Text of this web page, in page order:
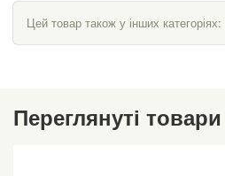
Цей товар також у інших категоріях:
Переглянуті товари